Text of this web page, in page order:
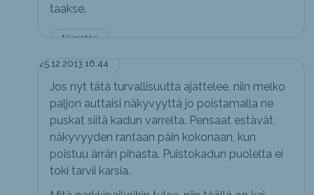
Nimetön
taakse.
25.12.2013 16:44
Jos nyt tätä turvallisuutta ajattelee, niin melko
paljon auttaisi näkyvyyttä jo poistamalla ne
puskat siitä kadun varrelta. Pensaat estävät
näkyvyyden rantaan päin kokonaan, kun
poistuu ärrän pihasta. Puistokadun puolelta ei
toki tarvii karsia.